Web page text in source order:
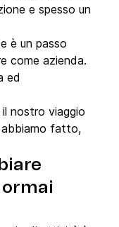
e spesso un
è un passo
come azienda.
ed
nostro viaggio
abbiamo fatto,
ormai